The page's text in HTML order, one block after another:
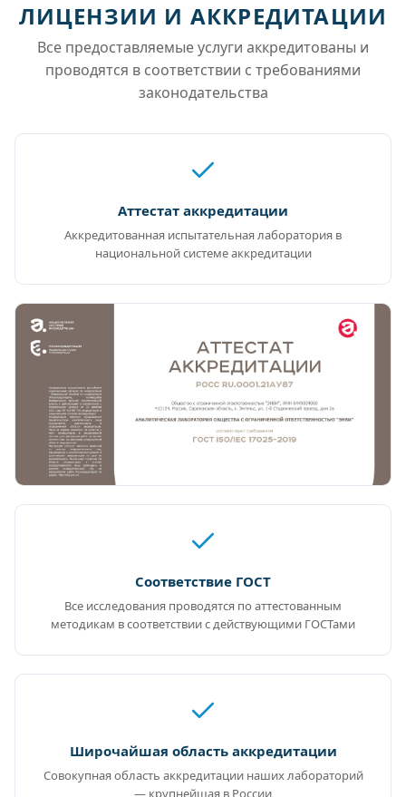
ЛИЦЕНЗИИ И АККРЕДИТАЦИИ
Все предоставляемые услуги аккредитованы и
проводятся в соответствии с требованиями
законодательства
Аттестат аккредитации
Аккредитованная испытательная лаборатория в
национальной системе аккредитации
Соответствие ГОСТ
Все исследования проводятся по аттестованным
методикам в соответствии с действующими ГОСТами
Широчайшая область аккредитации
Совокупная область аккредитации наших лабораторий
— крупнейшая в России